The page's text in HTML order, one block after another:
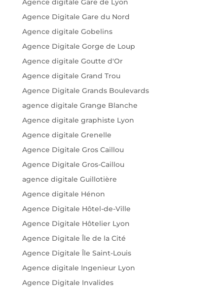
Agence digitale Gare de Lyon
Agence Digitale Gare du Nord
Agence digitale Gobelins
Agence Digitale Gorge de Loup
Agence digitale Goutte d'Or
Agence digitale Grand Trou
Agence Digitale Grands Boulevards
agence digitale Grange Blanche
Agence digitale graphiste Lyon
Agence digitale Grenelle
Agence Digitale Gros Caillou
Agence Digitale Gros-Caillou
agence digitale Guillotière
Agence digitale Hénon
Agence Digitale Hôtel-de-Ville
Agence Digitale Hôtelier Lyon
Agence Digitale Île de la Cité
Agence Digitale Île Saint-Louis
Agence digitale Ingenieur Lyon
Agence Digitale Invalides